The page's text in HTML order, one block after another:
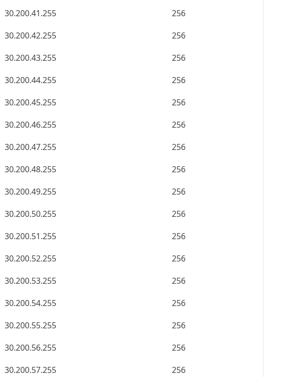
30.200.41.255
256
30.200.42.255
256
30.200.43.255
256
30.200.44.255
256
30.200.45.255
256
30.200.46.255
256
30.200.47.255
256
30.200.48.255
256
30.200.49.255
256
30.200.50.255
256
30.200.51.255
256
30.200.52.255
256
30.200.53.255
256
30.200.54.255
256
30.200.55.255
256
30.200.56.255
256
30.200.57.255
256